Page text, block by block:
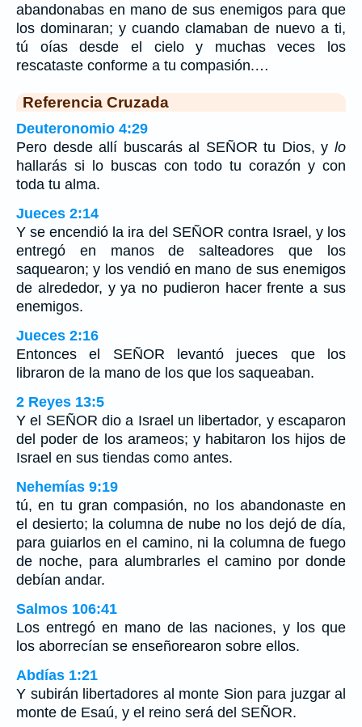
abandonabas en mano de sus enemigos para que
los dominaran; y cuando clamaban de nuevo a ti,
tú oías desde el cielo y muchas veces los
rescataste conforme a tu compasión.…
Referencia Cruzada
Deuteronomio 4:29
Pero desde allí buscarás al SEÑOR tu Dios, y lo
hallarás si lo buscas con todo tu corazón y con
toda tu alma.
Jueces 2:14
Y se encendió la ira del SEÑOR contra Israel, y los
entregó en manos de salteadores que los
saquearon; y los vendió en mano de sus enemigos
de alrededor, y ya no pudieron hacer frente a sus
enemigos.
Jueces 2:16
Entonces el SEÑOR levantó jueces que los
libraron de la mano de los que los saqueaban.
2 Reyes 13:5
Y el SEÑOR dio a Israel un libertador, y escaparon
del poder de los arameos; y habitaron los hijos de
Israel en sus tiendas como antes.
Nehemías 9:19
tú, en tu gran compasión, no los abandonaste en
el desierto; la columna de nube no los dejó de día,
para guiarlos en el camino, ni la columna de fuego
de noche, para alumbrarles el camino por donde
debían andar.
Salmos 106:41
Los entregó en mano de las naciones, y los que
los aborrecían se enseñorearon sobre ellos.
Abdías 1:21
Y subirán libertadores al monte Sion para juzgar al
monte de Esaú, y el reino será del SEÑOR.